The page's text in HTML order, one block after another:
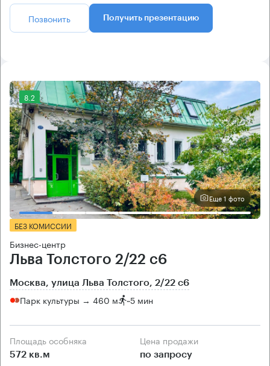
Позвонить Получить презентацию
8.2
Еще 1 фото
БЕЗ КОМИССИИ
Бизнес-центр
Льва Толстого 2/22 с6
Москва, улица Льва Толстого, 2/22 с6
Парк культуры → 460 м ~5 мин
Площадь особняка
572 кв.м
Цена продажи
по запросу